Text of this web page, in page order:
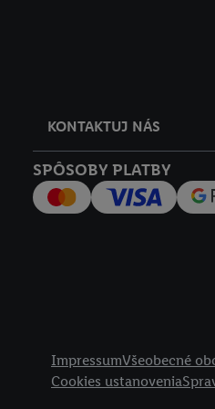
KONTAKTUJ NÁS
SPÔSOBY PLATBY
ImpressumVšeobecné
Cookies ustanovenia